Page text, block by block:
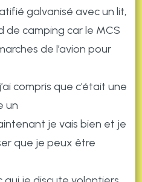
galvanisé avec un lit,
de camping car le MCS
de l’avion pour
compris que c’était une
un
je vais bien et je
que je peux être